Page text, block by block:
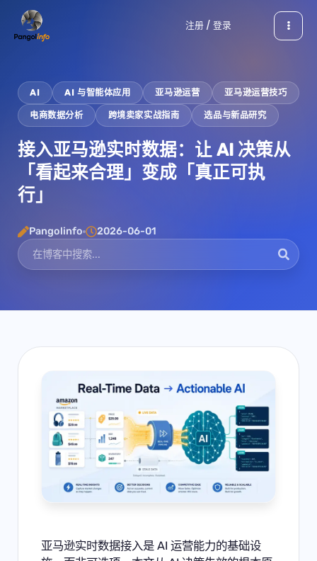
注册 / 登录
AI AI 与智能体应用 亚马逊运营 亚马逊运营技巧
电商数据分析 跨境卖家实战指南 选品与新品研究
接入亚马逊实时数据：让 AI 决策从
「看起来合理」变成「真正可执
行」
Pangolinfo 2026-06-01
亚马逊实时数据接入是 AI 运营能力的基础设